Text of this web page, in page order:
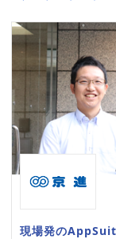
現場発の